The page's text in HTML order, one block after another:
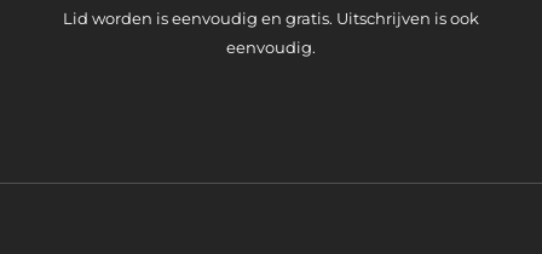
Lid worden is eenvoudig en gratis. Uitschrijven is ook
eenvoudig.